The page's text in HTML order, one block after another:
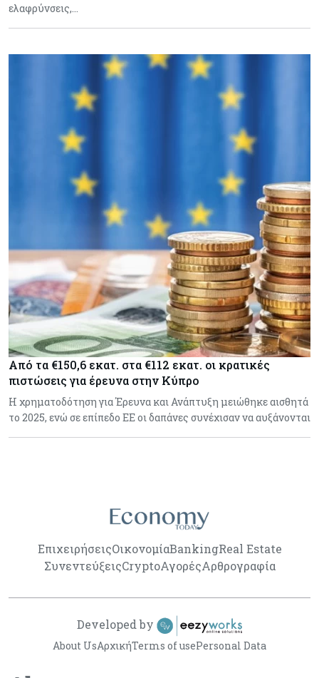
ελαφρύνσεις,…
Από τα €150,6 εκατ. στα €112 εκατ. οι κρατικές
πιστώσεις για έρευνα στην Κύπρο
Η χρηματοδότηση για Έρευνα και Ανάπτυξη μειώθηκε αισθητά
το 2025, ενώ σε επίπεδο ΕΕ οι δαπάνες συνέχισαν να αυξάνονται
ΕπιχειρήσειςΟικονομίαBankingReal Estate
ΣυνεντεύξειςCryptoΑγορέςΑρθρογραφία
About UsΑρχικήTerms of usePersonal Data
Developed by